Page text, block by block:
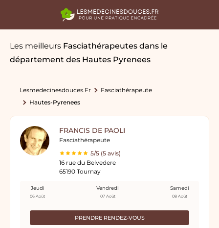
Les meilleurs Fasciathérapeutes dans le
département des Hautes Pyrenees
Lesmedecinesdouces.fr
Fasciathérapeute
Hautes-Pyrenees
FRANCIS DE PAOLI
Fasciathérapeute
5/5 (5 avis)
16 rue du Belvedere
65190 Tournay
PRENDRE RENDEZ-VOUS
Jeudi
06 Août
Vendredi
07 Août
Samedi
08 Août